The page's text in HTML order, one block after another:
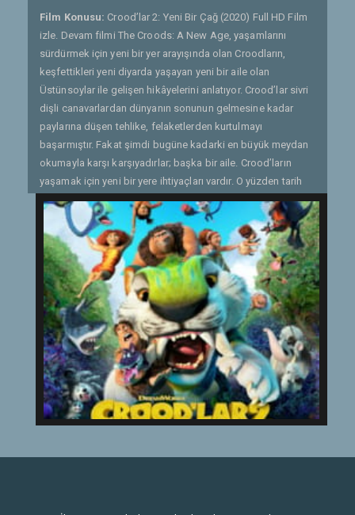
Film Konusu: Crood’lar 2: Yeni Bir Çağ (2020) Full HD Film
izle. Devam filmi The Croods: A New Age, yaşamlarını
sürdürmek için yeni bir yer arayışında olan Croodların,
keşfettikleri yeni diyarda yaşayan yeni bir aile olan
Üstünsoylar ile gelişen hikâyelerini anlatıyor. Crood’lar sivri
dişli canavarlardan dünyanın sonunun gelmesine kadar
paylarına düşen tehlike, felaketlerden kurtulmayı
başarmıştır. Fakat şimdi bugüne kadarki en büyük meydan
okumayla karşı karşıyadırlar; başka bir aile. Crood’ların
yaşamak için yeni bir yere ihtiyaçları vardır. O yüzden tarih
öncesi ilk aile yuva diyebilecekleri daha güvenli bir yer
arayışıyla dünyaya doğru yola çıkarlar. Tüm ihtiyaçlarını
karşılayan etrafı duvarlarla çevrilmiş, huzurlu cenneti
keşfettiklerinde sorunlarının çözüldüğünü düşünürler. Bir
şey dışında. Orada zaten başka bir aile yaşamaktadır:
Üstünsoylar. Detaylı ağaç evleri, muhteşem icatları, taze
ürünler aldıkları sulak arazileriyle Üstünsoylar (“Üstün”ü
vurgularlar) evrim merdiveninde Crood’lardan birkaç
basamak yukarıdadır. Crood’ları dünyanın ilk misafirleri
olarak kabul ettiklerinde modern aile ile mağara ailesinin
arasında gerilimin artması da fazla uzun sürmez. Her şey
kaybedilmiş gibi görünürken yeni bir tehdit her iki aileyi de
duvarların güvenliğinin dışında, farklılıklarına kucak
gelecek inşa edecekleri epik bir maceraya sevk eder.